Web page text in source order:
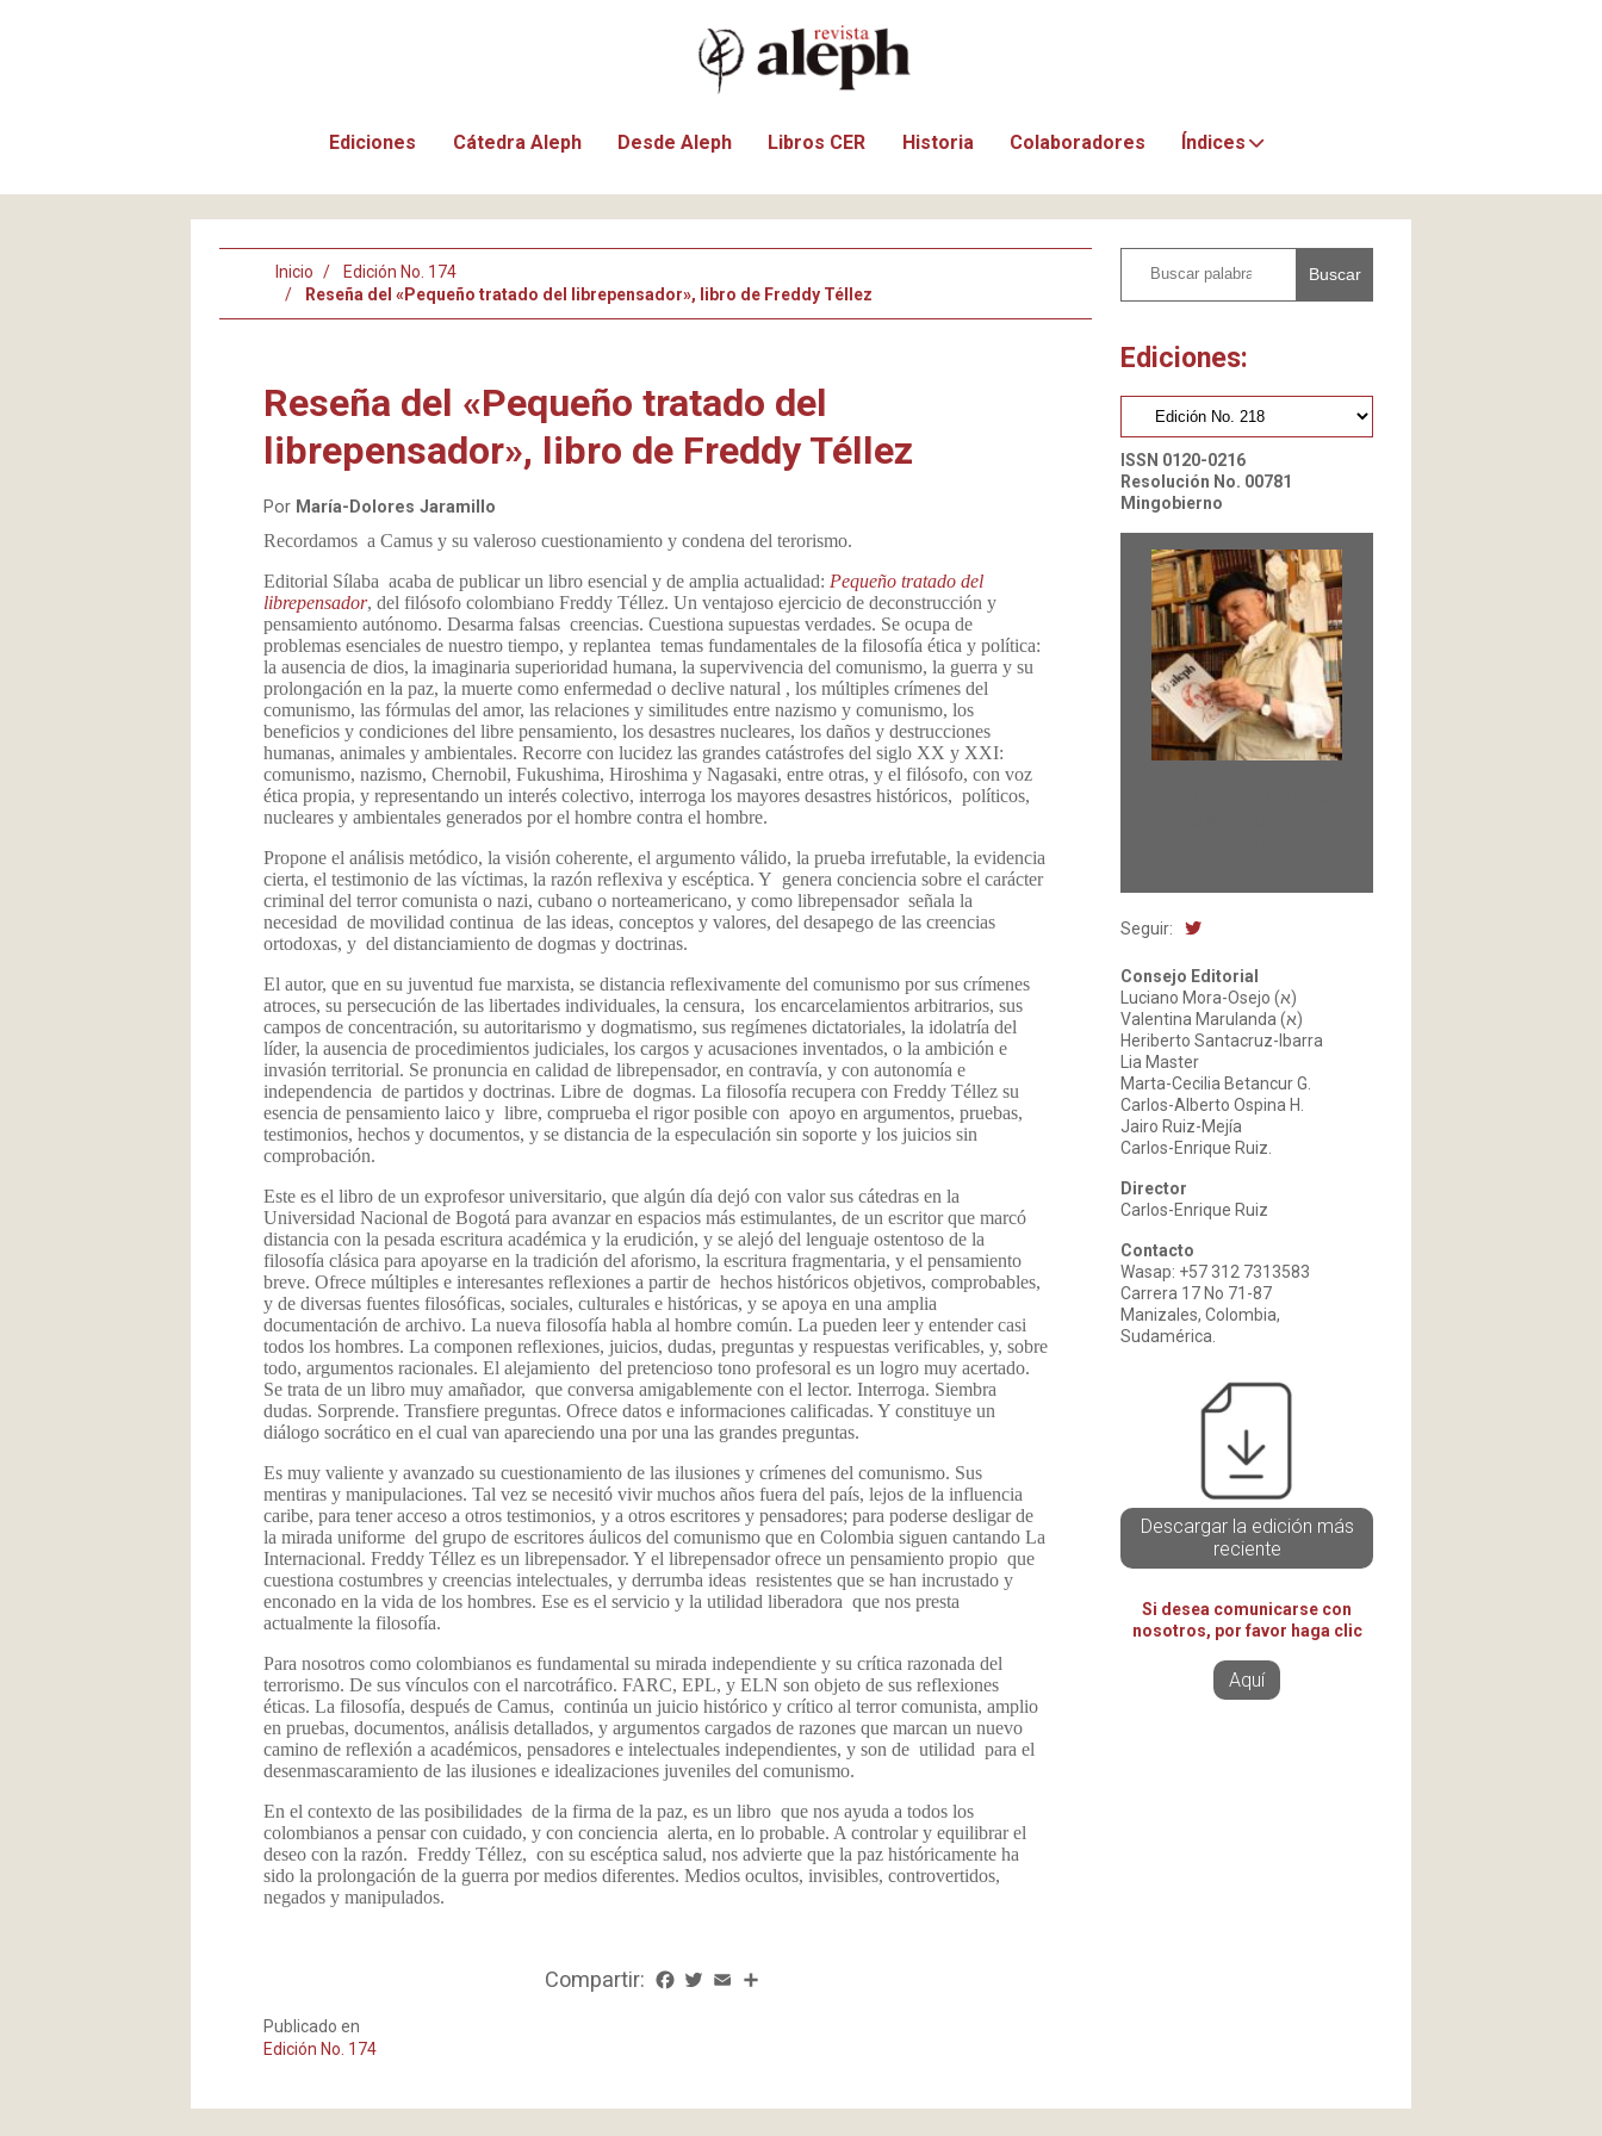
Ediciones Cátedra Aleph Desde Aleph Libros CER Historia Colaboradores Índices
Inicio
Edición No. 174
Reseña del «Pequeño tratado del librepensador», libro de Freddy Téllez
Reseña del «Pequeño tratado del
librepensador», libro de Freddy Téllez
Por María-Dolores Jaramillo
Recordamos a Camus y su valeroso cuestionamiento y condena del terorismo.
Editorial Sílaba acaba de publicar un libro esencial y de amplia actualidad: Pequeño tratado del
librepensador, del filósofo colombiano Freddy Téllez. Un ventajoso ejercicio de deconstrucción y
pensamiento autónomo. Desarma falsas creencias. Cuestiona supuestas verdades. Se ocupa de
problemas esenciales de nuestro tiempo, y replantea temas fundamentales de la filosofía ética y política:
la ausencia de dios, la imaginaria superioridad humana, la supervivencia del comunismo, la guerra y su
prolongación en la paz, la muerte como enfermedad o declive natural , los múltiples crímenes del
comunismo, las fórmulas del amor, las relaciones y similitudes entre nazismo y comunismo, los
beneficios y condiciones del libre pensamiento, los desastres nucleares, los daños y destrucciones
humanas, animales y ambientales. Recorre con lucidez las grandes catástrofes del siglo XX y XXI:
comunismo, nazismo, Chernobil, Fukushima, Hiroshima y Nagasaki, entre otras, y el filósofo, con voz
ética propia, y representando un interés colectivo, interroga los mayores desastres históricos, políticos,
nucleares y ambientales generados por el hombre contra el hombre.
Propone el análisis metódico, la visión coherente, el argumento válido, la prueba irrefutable, la evidencia
cierta, el testimonio de las víctimas, la razón reflexiva y escéptica. Y genera conciencia sobre el carácter
criminal del terror comunista o nazi, cubano o norteamericano, y como librepensador señala la
necesidad de movilidad continua de las ideas, conceptos y valores, del desapego de las creencias
ortodoxas, y del distanciamiento de dogmas y doctrinas.
El autor, que en su juventud fue marxista, se distancia reflexivamente del comunismo por sus crímenes
atroces, su persecución de las libertades individuales, la censura, los encarcelamientos arbitrarios, sus
campos de concentración, su autoritarismo y dogmatismo, sus regímenes dictatoriales, la idolatría del
líder, la ausencia de procedimientos judiciales, los cargos y acusaciones inventados, o la ambición e
invasión territorial. Se pronuncia en calidad de librepensador, en contravía, y con autonomía e
independencia de partidos y doctrinas. Libre de dogmas. La filosofía recupera con Freddy Téllez su
esencia de pensamiento laico y libre, comprueba el rigor posible con apoyo en argumentos, pruebas,
testimonios, hechos y documentos, y se distancia de la especulación sin soporte y los juicios sin
comprobación.
Este es el libro de un exprofesor universitario, que algún día dejó con valor sus cátedras en la
Universidad Nacional de Bogotá para avanzar en espacios más estimulantes, de un escritor que marcó
distancia con la pesada escritura académica y la erudición, y se alejó del lenguaje ostentoso de la
filosofía clásica para apoyarse en la tradición del aforismo, la escritura fragmentaria, y el pensamiento
breve. Ofrece múltiples e interesantes reflexiones a partir de hechos históricos objetivos, comprobables,
y de diversas fuentes filosóficas, sociales, culturales e históricas, y se apoya en una amplia
documentación de archivo. La nueva filosofía habla al hombre común. La pueden leer y entender casi
todos los hombres. La componen reflexiones, juicios, dudas, preguntas y respuestas verificables, y, sobre
todo, argumentos racionales. El alejamiento del pretencioso tono profesoral es un logro muy acertado.
Se trata de un libro muy amañador, que conversa amigablemente con el lector. Interroga. Siembra
dudas. Sorprende. Transfiere preguntas. Ofrece datos e informaciones calificadas. Y constituye un
diálogo socrático en el cual van apareciendo una por una las grandes preguntas.
Es muy valiente y avanzado su cuestionamiento de las ilusiones y crímenes del comunismo. Sus
mentiras y manipulaciones. Tal vez se necesitó vivir muchos años fuera del país, lejos de la influencia
caribe, para tener acceso a otros testimonios, y a otros escritores y pensadores; para poderse desligar de
la mirada uniforme del grupo de escritores áulicos del comunismo que en Colombia siguen cantando La
Internacional. Freddy Téllez es un librepensador. Y el librepensador ofrece un pensamiento propio que
cuestiona costumbres y creencias intelectuales, y derrumba ideas resistentes que se han incrustado y
enconado en la vida de los hombres. Ese es el servicio y la utilidad liberadora que nos presta
actualmente la filosofía.
Para nosotros como colombianos es fundamental su mirada independiente y su crítica razonada del
terrorismo. De sus vínculos con el narcotráfico. FARC, EPL, y ELN son objeto de sus reflexiones
éticas. La filosofía, después de Camus, continúa un juicio histórico y crítico al terror comunista, amplio
en pruebas, documentos, análisis detallados, y argumentos cargados de razones que marcan un nuevo
camino de reflexión a académicos, pensadores e intelectuales independientes, y son de utilidad para el
desenmascaramiento de las ilusiones e idealizaciones juveniles del comunismo.
En el contexto de las posibilidades de la firma de la paz, es un libro que nos ayuda a todos los
colombianos a pensar con cuidado, y con conciencia alerta, en lo probable. A controlar y equilibrar el
deseo con la razón. Freddy Téllez, con su escéptica salud, nos advierte que la paz históricamente ha
sido la prolongación de la guerra por medios diferentes. Medios ocultos, invisibles, controvertidos,
negados y manipulados.
Compartir: Facebook
Twitter
Email
Publicado en
Edición No. 174
Buscar
Ediciones:
ISSN 0120-0216
Resolución No. 00781
Mingobierno
Seguir:
Consejo Editorial
Luciano Mora-Osejo (א)
Valentina Marulanda (א)
Heriberto Santacruz-Ibarra
Lia Master
Marta-Cecilia Betancur G.
Carlos-Alberto Ospina H.
Jairo Ruiz-Mejía
Carlos-Enrique Ruiz.
Director
Carlos-Enrique Ruiz
Contacto
Wasap: +57 312 7313583
Carrera 17 No 71-87
Manizales, Colombia,
Sudamérica.
Descargar la edición más
reciente
Si desea comunicarse con
nosotros, por favor haga clic
Aquí